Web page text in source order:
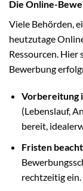
Die Online-
Viele Behörden,
heutzutage
Ressourcen. Hier
Bewerbung
Vorbereitung
(Lebenslauf,
bereit,
Fristen
rechtzeitig ein.